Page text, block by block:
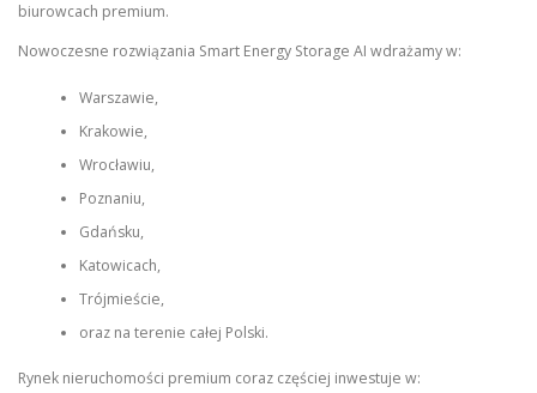
biurowcach premium.
Nowoczesne rozwiązania Smart Energy Storage AI wdrażamy w:
Warszawie,
Krakowie,
Wrocławiu,
Poznaniu,
Gdańsku,
Katowicach,
Trójmieście,
oraz na terenie całej Polski.
Rynek nieruchomości premium coraz częściej inwestuje w: